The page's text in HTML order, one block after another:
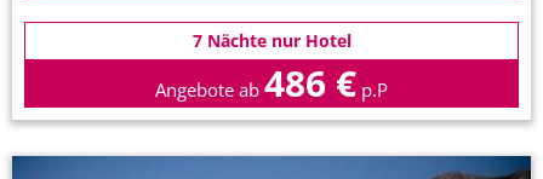
7 Nächte nur Hotel
Angebote ab 486 € p.P